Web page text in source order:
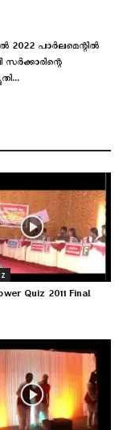
2022 പാർലമെന്റിൽ
Quiz 2011 Final